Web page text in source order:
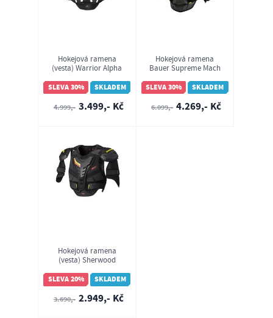
Hokejová ramena
(vesta) Warrior Alpha
SLEVA 30%
SKLADEM
4.999,- 3.499,- Kč
Hokejová ramena
Bauer Supreme Mach
SLEVA 30%
SKLADEM
6.099,- 4.269,- Kč
Hokejová ramena
(vesta) Sherwood
SLEVA 20%
SKLADEM
3.690,- 2.949,- Kč